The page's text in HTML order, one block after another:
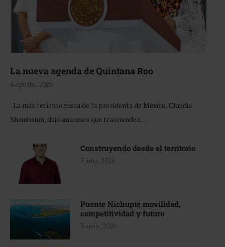
La nueva agenda de Quintana Roo
4 agosto, 2026
La más reciente visita de la presidenta de México, Claudia
Sheinbaum, dejó anuncios que trascienden …
Construyendo desde el territorio
2 julio, 2026
Puente Nichupté movilidad,
competitividad y futuro
3 junio, 2026